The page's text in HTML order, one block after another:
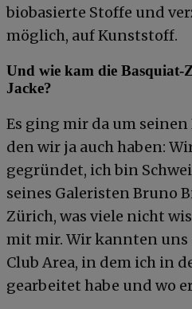
biobasierte Stoffe und
möglich, auf Kunststoff.
Und wie kam die Basquiat-
Jacke?
Es ging mir da um seinen
den wir ja auch haben:
gegründet, ich bin
seines Galeristen Bruno
Zürich, was viele nicht
mit mir. Wir kannten uns
Club Area, in dem ich in
gearbeitet habe und wo